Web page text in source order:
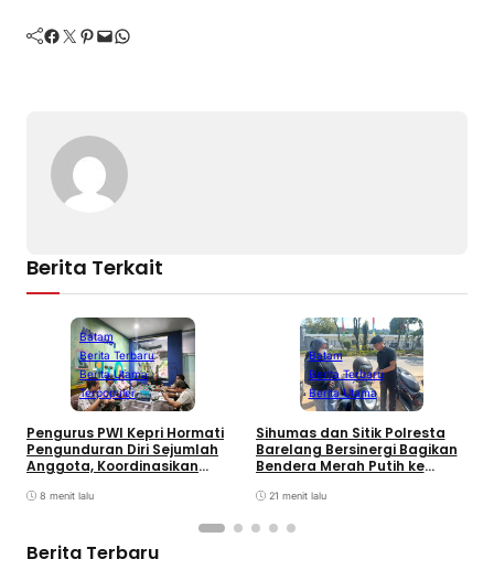
Facebook Twitter Pinterest Mail WhatsApp
Berita Terkait
Batam
Berita Terbaru
Berita Utama
Terpopuler
Pengurus PWI Kepri Hormati
Pengunduran Diri Sejumlah
Anggota, Koordinasikan
Pusat
8 menit lalu
Batam
Berita Terbaru
Berita Utama
Sihumas dan Sitik Polresta
Barelang Bersinergi Bagikan
Bendera Merah Putih ke
Sambut HUT RI Ke-81
21 menit lalu
Berita Terbaru